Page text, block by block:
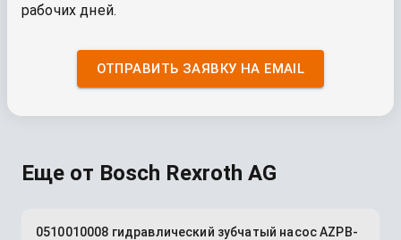
рабочих дней.
ОТПРАВИТЬ ЗАЯВКУ НА EMAIL
Еще от Bosch Rexroth AG
0510010008 гидравлический зубчатый насос AZPB-